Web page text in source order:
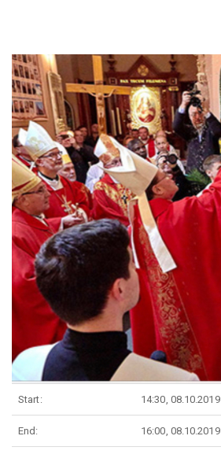
Start: 14:30, 08.10.2019
End: 16:00, 08.10.2019